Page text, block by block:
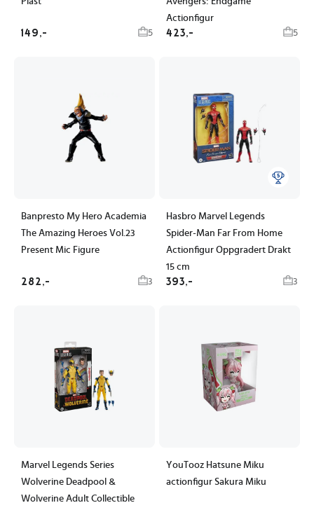
149,- 5
Actionfigur
423,- 5
Banpresto My Hero Academia
The Amazing Heroes Vol.23
Present Mic Figure
282,- 3
Hasbro Marvel Legends
Spider-Man Far From Home
Actionfigur Oppgradert Drakt
15 cm
393,- 3
Marvel Legends Series
Wolverine Deadpool &
Wolverine Adult Collectible
YouTooz Hatsune Miku
actionfigur Sakura Miku